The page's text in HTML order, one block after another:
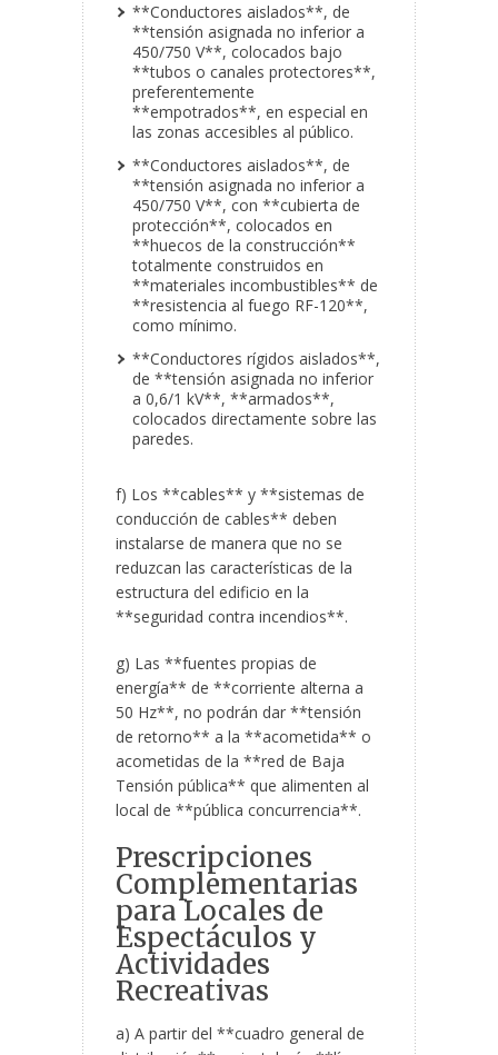
**Conductores aislados**, de
**tensión asignada no inferior a
450/750 V**, colocados bajo
**tubos o canales protectores**,
preferentemente
**empotrados**, en especial en
las zonas accesibles al público.
**Conductores aislados**, de
**tensión asignada no inferior a
450/750 V**, con **cubierta de
protección**, colocados en
**huecos de la construcción**
totalmente construidos en
**materiales incombustibles** de
**resistencia al fuego RF-120**,
como mínimo.
**Conductores rígidos aislados**,
de **tensión asignada no inferior
a 0,6/1 kV**, **armados**,
colocados directamente sobre las
paredes.
f) Los **cables** y **sistemas de
conducción de cables** deben
instalarse de manera que no se
reduzcan las características de la
estructura del edificio en la
**seguridad contra incendios**.
g) Las **fuentes propias de
energía** de **corriente alterna a
50 Hz**, no podrán dar **tensión
de retorno** a la **acometida** o
acometidas de la **red de Baja
Tensión pública** que alimenten al
local de **pública concurrencia**.
Prescripciones
Complementarias
para Locales de
Espectáculos y
Actividades
Recreativas
a) A partir del **cuadro general de